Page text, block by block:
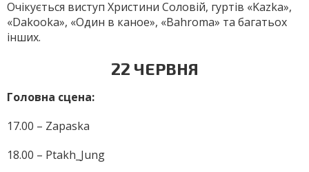
Очікується виступ Христини Соловій, гуртів «Kazka»,
«Dakooka», «Один в каное», «Bahroma» та багатьох
інших.
22 ЧЕРВНЯ
Головна сцена:
17.00 – Zapaska
18.00 – Ptakh_Jung